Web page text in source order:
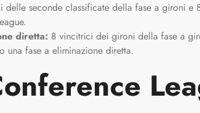
delle seconde classificate della fase a gironi e
diretta: 8 vincitrici dei gironi della fase a
una fase a eliminazione diretta.